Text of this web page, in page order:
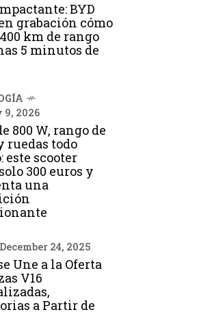
BYD
grabación cómo
km de rango
5 minutos de
9, 2026
800 W, rango de
ruedas todo
este scooter
300 euros y
una
December 24, 2025
Une a la Oferta
V16
a Partir de